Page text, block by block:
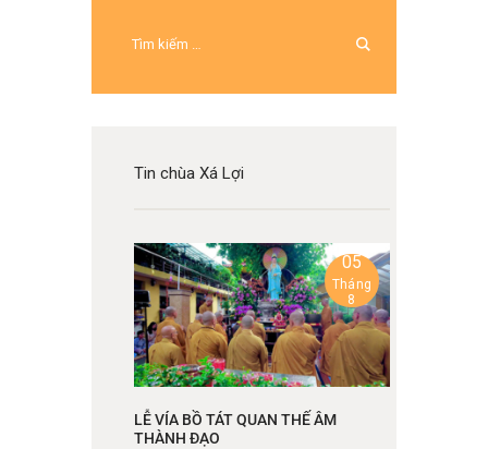
Tin chùa Xá Lợi
05
Tháng
8
LỄ VÍA BỒ TÁT QUAN THẾ ÂM
THÀNH ĐẠO